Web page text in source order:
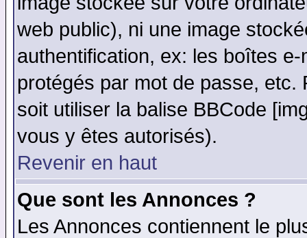
web public), ni une image
authentification, ex: les boîtes
protégés par mot de passe,
soit utiliser la balise BBCode
vous y êtes autorisés).
Revenir en haut
Que sont les Annonces ?
Les Annonces contiennent le